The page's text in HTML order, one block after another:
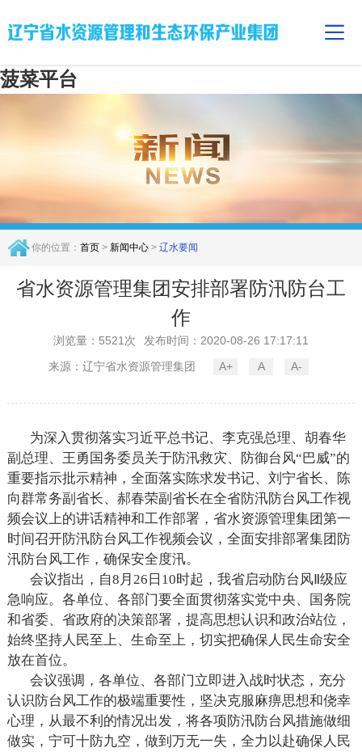
菠菜平台
你的位置： 首页> 新闻中心> 辽水要闻
省水资源管理集团安排部署防汛防台工
作
浏览量：5521次
发布时间：2020-08-26 17:17:11
来源：辽宁省水资源管理集团
A+ A A-
为深入贯彻落实习近平总书记、李克强总理、胡春华
副总理、王勇国务委员关于防汛救灾、防御台风“巴威”的
重要指示批示精神，全面落实陈求发书记、刘宁省长、陈
向群常务副省长、郝春荣副省长在全省防汛防台风工作视
频会议上的讲话精神和工作部署，省水资源管理集团第一
时间召开防汛防台风工作视频会议，全面安排部署集团防
汛防台风工作，确保安全度汛。
会议指出，自8 月 26 日 10时起，我省启动防台风Ⅱ级应
急响应。各单位、各部门要全面贯彻落实党中央、国务院
和省委、省政府的决策部署，提高思想认识和政治站位，
始终坚持人民至上、生命至上，切实把确保人民生命安全
放在首位。
会议强调，各单位、各部门立即进入战时状态，充分
认识防台风工作的极端重要性，坚决克服麻痹思想和侥幸
心理，从最不利的情况出发，将各项防汛防台风措施做细
做实，宁可十防九空，做到万无一失，全力以赴确保人民